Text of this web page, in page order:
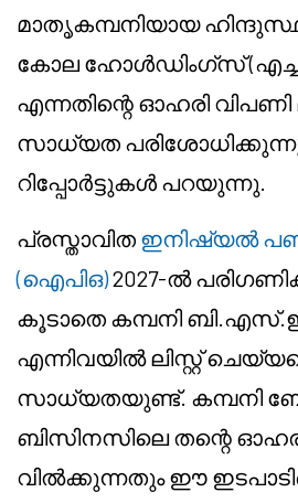
മാതൃകമ്പനിയായ
കോല ഹോൾഡിംഗ്സ്
എന്നതിന്റെ ഓഹരി വിപണി
സാധ്യത
റിപ്പോർട്ടുകൾ പറയുന്നു.
പ്രസ്താവിത ഇനിഷ്യൽ
(ഐപിഒ)2027-ൽ
കൂടാതെ കമ്പനി
എന്നിവയിൽ ലിസ്റ്റ്
സാധ്യതയുണ്ട്. കമ്പനി
ബിസിനസിലെ തന്റെ
വിൽക്കുന്നതും ഈ